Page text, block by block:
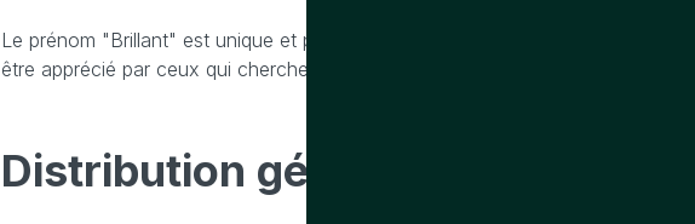
Le prénom "Brillant" est unique et porte une signification lumineuse et positive.
être apprécié par ceux qui cherchent un prénom distinctif et porteur de belles
Distribution géographique du